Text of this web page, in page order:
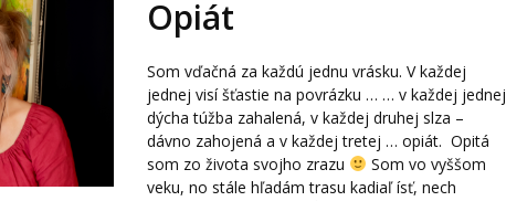
Opiát
Som vďačná za každú jednu vrásku. V každej
jednej visí šťastie na povrázku … … v každej jednej
dýcha túžba zahalená, v každej druhej slza –
dávno zahojená a v každej tretej … opiát. Opitá
som zo života svojho zrazu
Som vo vyššom
veku, no stále hľadám trasu kadiaľ ísť, nech